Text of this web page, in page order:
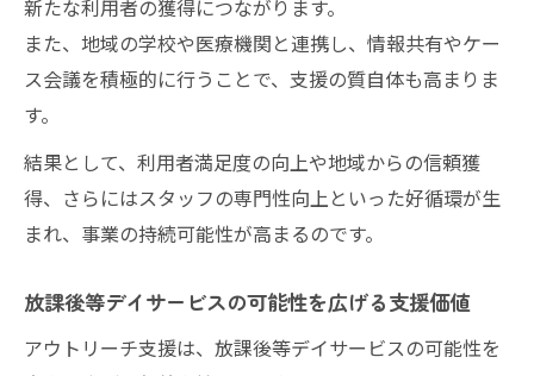
の重要性
アウトリーチで家族の孤立感を減らす支援
を支える
放課後等デイサービスの経営安定化と家庭
家庭支援の充実がもたらす事業の持続性向
新たな利用者の獲得につながります。
また、地域の学校や医療機関と連携し、情報共有やケー
ス会議を積極的に行うことで、支援の質自体も高まりま
す。
結果として、利用者満足度の向上や地域からの信頼獲
得、さらにはスタッフの専門性向上といった好循環が生
まれ、事業の持続可能性が高まるのです。
放課後等デイサービスの可能性を広げる支援価値
アウトリーチ支援は、放課後等デイサービスの可能性を